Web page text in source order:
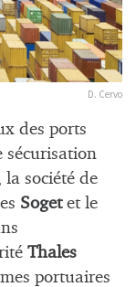
D. Cervo
des ports
sécurisation
la société de
Sogetet le
Thales
portuaires